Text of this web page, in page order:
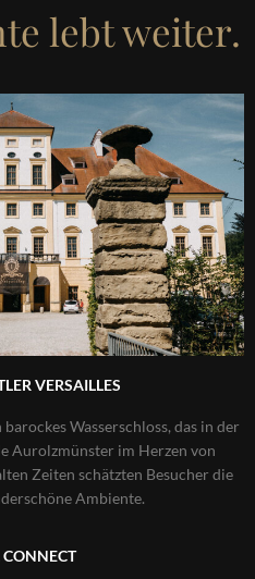
lebt weiter.
VERSAILLES
Wasserschloss, das in der
Aurolzmünster im Herzen von
Zeiten schätzten Besucher die
Ambiente.